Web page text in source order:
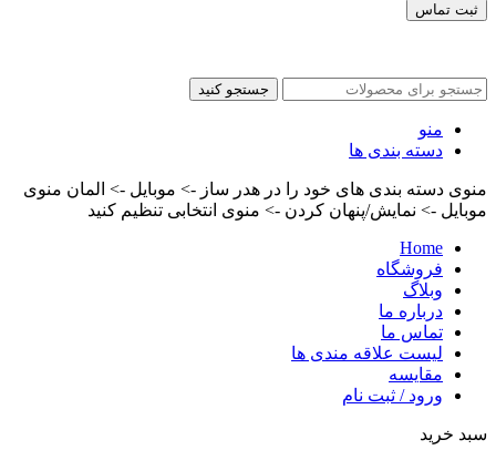
ثبت تماس
جستجو کنید
منو
دسته بندی ها
منوی دسته بندی های خود را در هدر ساز -> موبایل -> المان منوی
موبایل -> نمایش/پنهان کردن -> منوی انتخابی تنظیم کنید
Home
فروشگاه
وبلاگ
درباره ما
تماس ما
لیست علاقه مندی ها
مقایسه
ورود / ثبت نام
سبد خرید